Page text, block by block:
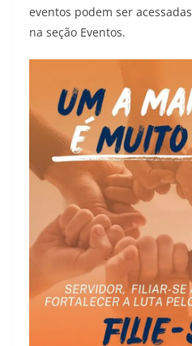
eventos podem ser
na seção Eventos.